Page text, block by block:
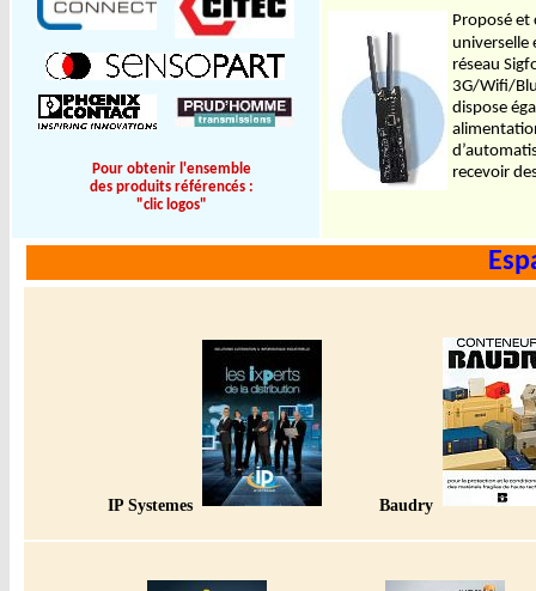
Pour obtenir l'ensemble
des produits référencés :
"clic logos"
Proposé
universelle
réseau
3G/Wifi/
dispose
recevoir
IP Systemes Baudry